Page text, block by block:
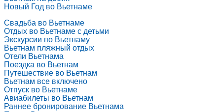
Новый Год во Вьетнаме
Свадьба во Вьетнаме
Отдых во Вьетнаме с детьми
Экскурсии по Вьетнаму
Вьетнам пляжный отдых
Отели Вьетнама
Поездка во Вьетнам
Путешествие во Вьетнам
Вьетнам все включено
Отпуск во Вьетнаме
Авиабилеты во Вьетнам
Раннее бронирование Вьетнама